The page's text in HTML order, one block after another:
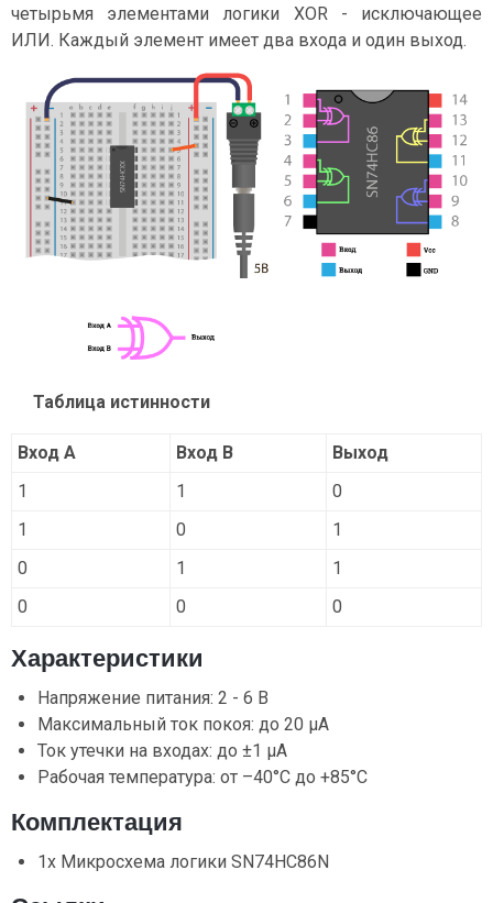
четырьмя элементами логики XOR - исключающее
ИЛИ. Каждый элемент имеет два входа и один выход.
Таблица истинности
Вход A Вход B
Выход
1
1
0
1
0
1
0
1
1
0
0 0
Характеристики
Напряжение питания: 2 - 6 В
Максимальный ток покоя: до 20 μА
Ток утечки на входах: до ±1 μА
Рабочая температура: от –40°C до +85°C
Комплектация
1x Микросхема логики SN74HC86N